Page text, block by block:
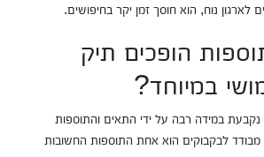
נוח, הוא חוסך זמן יקר בחיפושים.
הופכים תיק
במיוחד?
במידה רבה על ידי התאים והתוספות
מבודד לבקבוקים הוא אחת התוספות החשובות